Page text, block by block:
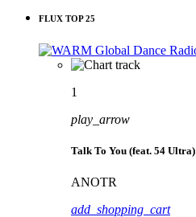
FLUX TOP 25
1
play_arrow
Talk To You (feat. 54 Ultra)
ANOTR
add_shopping_cart